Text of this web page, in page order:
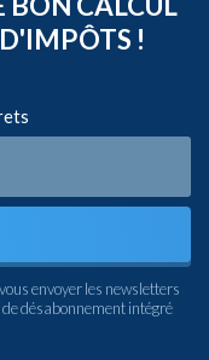
!
envoyer les newsletters
désabonnement intégré